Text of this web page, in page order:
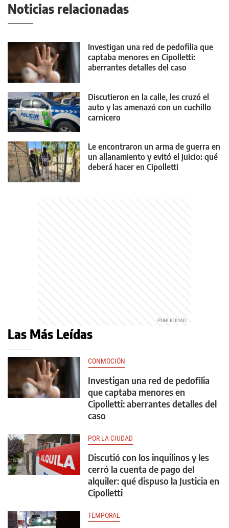
Noticias relacionadas
Investigan una red de pedofilia que
captaba menores en Cipolletti:
aberrantes detalles del caso
Discutieron en la calle, les cruzó el
auto y las amenazó con un cuchillo
carnicero
Le encontraron un arma de guerra en
un allanamiento y evitó el juicio: qué
deberá hacer en Cipolletti
Las Más Leídas
CONMOCIÓN
Investigan una red de pedofilia
que captaba menores en
Cipolletti: aberrantes detalles del
caso
POR LA CIUDAD
Discutió con los inquilinos y les
cerró la cuenta de pago del
alquiler: qué dispuso la Justicia en
Cipolletti
TEMPORAL